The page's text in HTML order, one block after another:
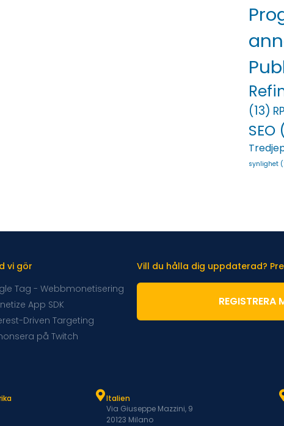
(13)
SEO
synlighet
vi gör
Tag - Webbmonetisering
App SDK
Driven Targeting
på Twitch
Vill du hålla dig uppdaterad?
REGISTRERA
Italien
Via Giuseppe Mazzini, 9
20123 Milano